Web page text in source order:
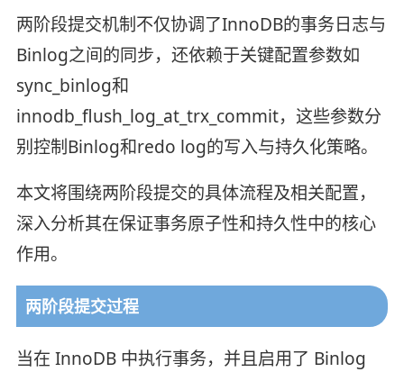
两阶段提交机制不仅协调了InnoDB的事务日志与
Binlog之间的同步，还依赖于关键配置参数如
sync_binlog和
innodb_flush_log_at_trx_commit，这些参数分
别控制Binlog和redo log的写入与持久化策略。
本文将围绕两阶段提交的具体流程及相关配置，
深入分析其在保证事务原子性和持久性中的核心
作用。
两阶段提交过程
当在 InnoDB 中执行事务，并且启用了 Binlog